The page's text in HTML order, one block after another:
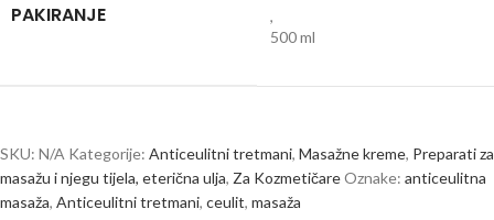
PAKIRANJE
,
500 ml
SKU: N/A Kategorije: Anticeulitni tretmani, Masažne kreme, Preparati za
masažu i njegu tijela, eterična ulja, Za KozmetičareOznake: anticeulitna
masaža, Anticeulitni tretmani, ceulit, masaža